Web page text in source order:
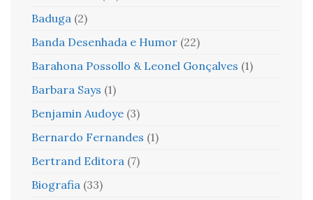
Baduga (2)
Banda Desenhada e Humor (22)
Barahona Possollo & Leonel Gonçalves (1)
Barbara Says (1)
Benjamin Audoye (3)
Bernardo Fernandes (1)
Bertrand Editora (7)
Biografia (33)